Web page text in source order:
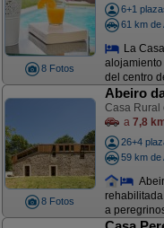
8 Fotos
6+1
61 km de
La
del centro
8 Fotos
Abeiro
Casa Rural
a 7,8
26+4
59 km de
a